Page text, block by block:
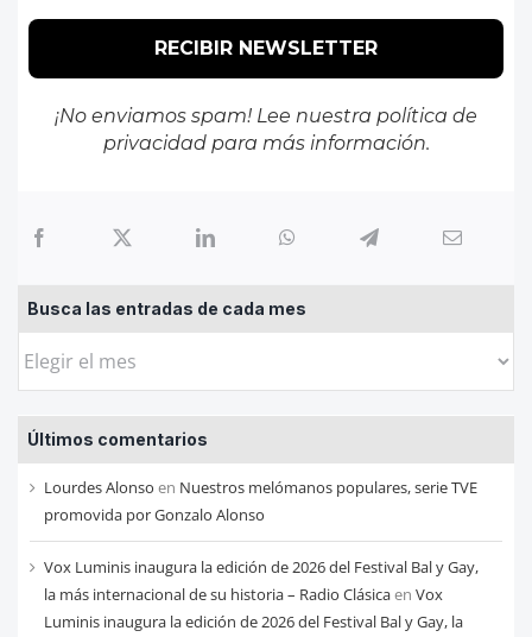
¡No enviamos spam! Lee nuestra política de
privacidadpara más información.
Busca las entradas de cada mes
Busca
entradas
de
cada
mes
Últimos comentarios
Lourdes Alonso en Nuestros melómanos populares, serie TVE
promovida por Gonzalo Alonso
Vox Luminis inaugura la edición de 2026 del Festival Bal y Gay,
la más internacional de su historia – Radio Clásicaen Vox
Luminis inaugura la edición de 2026 del Festival Bal y Gay, la